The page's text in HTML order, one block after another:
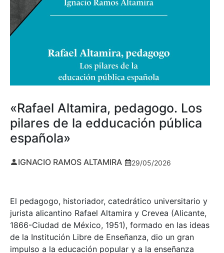
«Rafael Altamira, pedagogo. Los
pilares de la edducación pública
española»
IGNACIO RAMOS ALTAMIRA 29/05/2026
El pedagogo, historiador, catedrático universitario y
jurista alicantino Rafael Altamira y Crevea (Alicante,
1866-Ciudad de México, 1951), formado en las ideas
de la Institución Libre de Enseñanza, dio un gran
impulso a la educación popular y a la enseñanza